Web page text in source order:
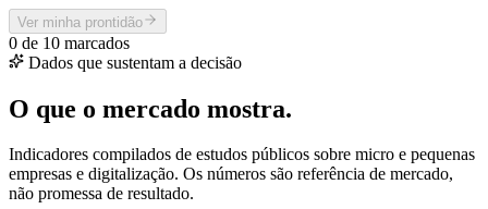
Ver minha prontidão
0 de 10 marcados
Dados que sustentam a decisão
O que o mercado mostra.
Indicadores compilados de estudos públicos sobre micro e pequenas
empresas e digitalização. Os números são referência de mercado,
não promessa de resultado.